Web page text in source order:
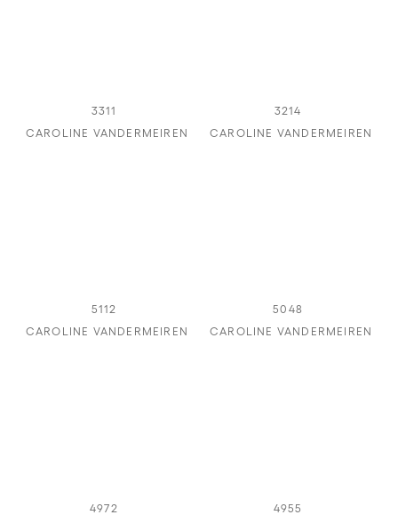
3311
CAROLINE VANDERMEIREN
3214
CAROLINE VANDERMEIREN
5112
CAROLINE VANDERMEIREN
5048
CAROLINE VANDERMEIREN
4972
4955